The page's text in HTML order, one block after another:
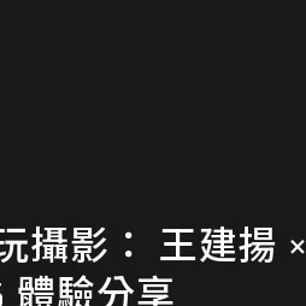
攝影： 王建揚 ×
體驗分享